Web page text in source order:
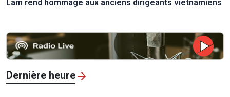
Lâm rend hommage aux anciens dirigeants vietnamiens
Dernière heure